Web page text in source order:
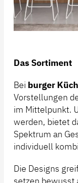
Das Sortiment
Bei burger
Vorstellungen
im Mittelpunkt.
werden, bietet
Spektrum an
individuell
Die Designs